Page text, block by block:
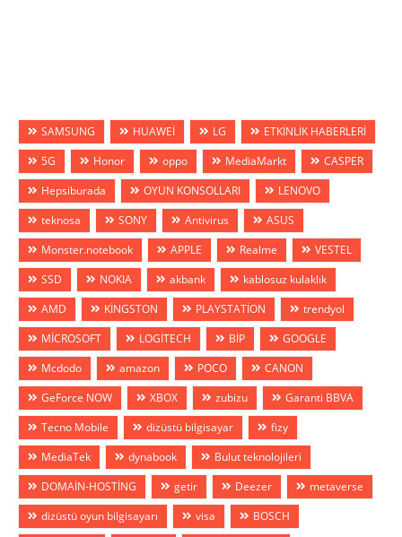
SAMSUNG HUAWEİ LG
ETKİNLİK HABERLERİ
5G
Honor oppo MediaMarkt
CASPER
Hepsiburada
OYUN KONSOLLARI
LENOVO
teknosa
SONY Antivirus
ASUS
Monster.notebook
APPLE Realme
VESTEL
SSD
NOKIA akbank
kablosuz kulaklık
AMD
KİNGSTON PLAYSTATİON
trendyol
MİCROSOFT
LOGİTECH BİP
GOOGLE
Mcdodo
amazon POCO
CANON
GeForce NOW
XBOX zubizu
Garanti BBVA
Tecno Mobile
dizüstü bilgisayar
fizy
MediaTek
dynabook
Bulut teknolojileri
DOMAİN-HOSTİNG
getir Deezer
metaverse
dizüstü oyun bilgisayarı
visa
BOSCH